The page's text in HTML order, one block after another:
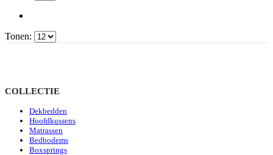
Tonen:
COLLECTIE
Dekbedden
Hoofdkussens
Matrassen
Bedbodems
Boxsprings